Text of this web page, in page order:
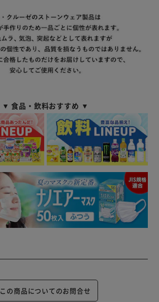
▼ 食品・飲料おすすめ ▼
この商品についてのお問合せ